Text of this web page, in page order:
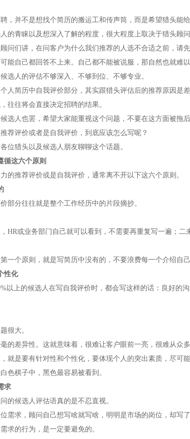
，并不是想找个简历的搬运工和传声筒，而是希望猎头能
的青睐以及想深入了解的程度，很大程度上取决于猎头顾问
问们讲，在问客户为什么我们推荐的人选不合适之前，请
能自己都回答不上来。自己都不能被说服，那自然也就难以
选人的评估不够深入、不够到位、不够专业。
人简历中自我评价部分，其实跟猎头评估后的推荐原因是
往往将会直接决定招聘的结果。
选人也罢，希望大家能重视这个问题，不要在这方面被拖后
荐评价或者是自我评价，到底应该怎么写呢？
位猎头以及候选人朋友聊聊这个话题。
循这六个原则
的推荐评价或是自我评价，通常离不开以下这六个原则。
部分往往就是整个工作经历中的片段摘抄。
HR或业务部门自己就可以看到，不需要再重复写一遍；
一个原则，就是写简历中没有的，不要浪费每一个介绍自己
性化
以上的候选人在写自我评价时，都会写这样的话：良好的
很大。
的差异性。这就意味着，很难让客户眼前一亮，很难从众
就是要有针对性和个性化，要体现个人的突出素质，尽可能
色棋子中，黑色最容易被看到。
求
的候选人评估语真的是不忍直视。
需求，顾问自己想写啥就写啥，明明是市场的岗位，却写
求的行为，是一定要避免的。